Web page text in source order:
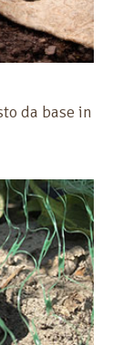
da base in